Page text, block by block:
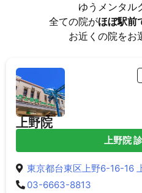
ゆうメンタル
全ての院がほぼ駅前
お近くの院をお
上野院
上野院
東京都台東区上野6-16-16
03-6663-8813